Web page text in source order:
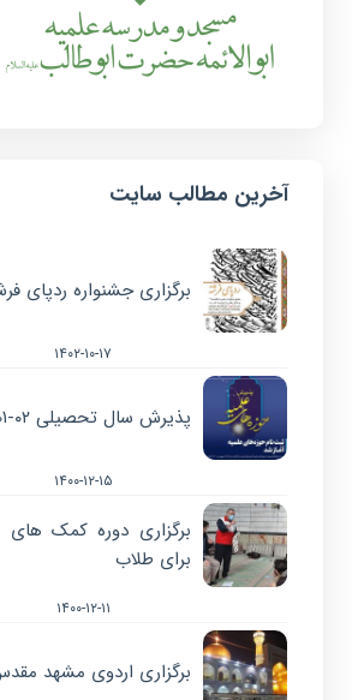
آخرین مطالب سایت
برگزاری جشنواره ردپای
۱۴۰۲-۱۰-۱۷
پذیرش سال تحصیلی ۰۲-۱۴۰۱
۱۴۰۰-۱۲-۱۵
برگزاری دوره کمک های
برای طلاب
۱۴۰۰-۱۲-۱۱
برگزاری اردوی مشهد